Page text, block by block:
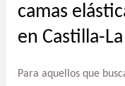
camas
en Castilla-
Para aquellos que